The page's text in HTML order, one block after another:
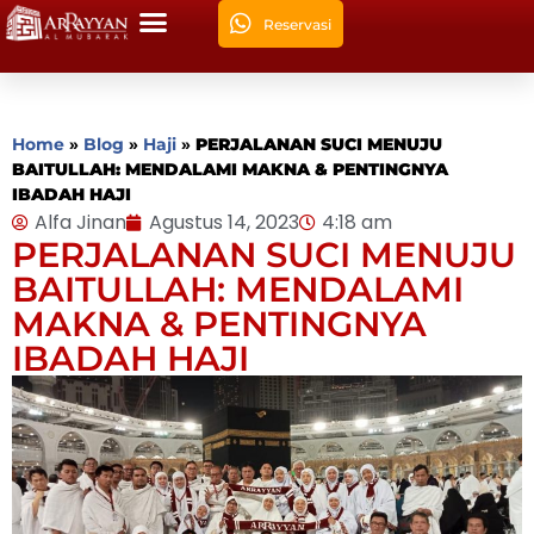
Reservasi
Home » Blog » Haji » PERJALANAN SUCI MENUJU
BAITULLAH: MENDALAMI MAKNA & PENTINGNYA
IBADAH HAJI
Alfa Jinan Agustus 14, 2023 4:18 am
PERJALANAN SUCI MENUJU
BAITULLAH: MENDALAMI
MAKNA & PENTINGNYA
IBADAH HAJI